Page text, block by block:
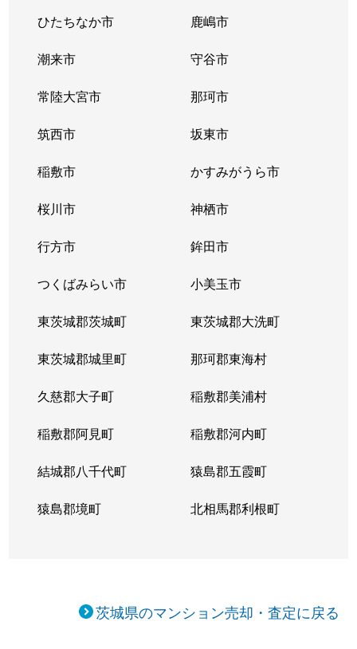
ひたちなか市 鹿嶋市
潮来市 守谷市
常陸大宮市 那珂市
筑西市 坂東市
稲敷市 かすみがうら市
桜川市 神栖市
行方市 鉾田市
つくばみらい市 小美玉市
東茨城郡茨城町 東茨城郡大洗町
東茨城郡城里町 那珂郡東海村
久慈郡大子町 稲敷郡美浦村
稲敷郡阿見町 稲敷郡河内町
結城郡八千代町 猿島郡五霞町
猿島郡境町 北相馬郡利根町
茨城県のマンション売却・査定に戻る